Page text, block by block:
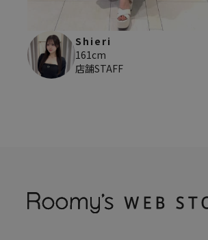
Shieri
161cm
店舗STAFF